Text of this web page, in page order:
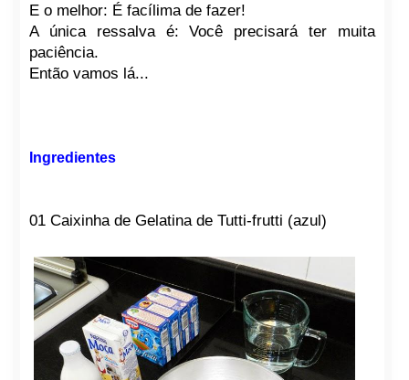
E o melhor: É facílima de fazer!
A única ressalva é: Você precisará ter muita
paciência.
Então vamos lá...
Ingredientes
01 Caixinha de Gelatina de Tutti-frutti (azul)